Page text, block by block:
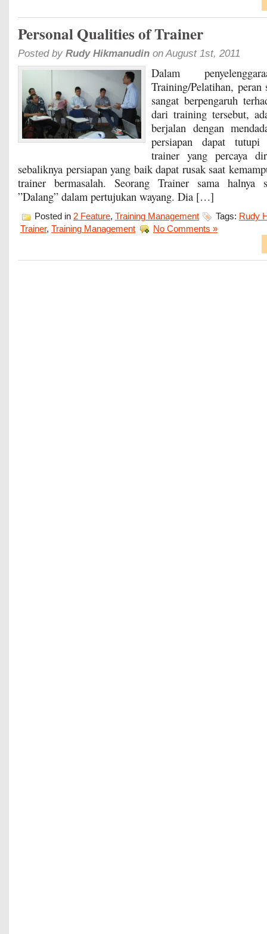
Personal Qualities of Trainer
Posted by Rudy Hikmanudin on August 1st, 2011
Dalam
Training/Pelatihan, peran
sangat berpengaruh
dari training tersebut,
berjalan dengan
persiapan dapat tutupi
trainer yang percaya
sebaliknya persiapan yang baik dapat rusak saat
trainer bermasalah. Seorang Trainer sama halnya
”Dalang” dalam pertujukan wayang. Dia […]
Posted in 2 Feature, Training Management Tags: Rudy
Trainer, Training Management No Comments »